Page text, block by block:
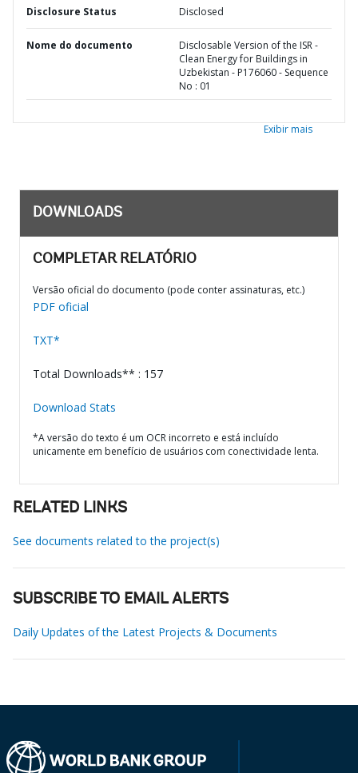
Disclosure Status Disclosed
Nome do documento
Disclosable Version of the ISR -
Clean Energy for Buildings in
Uzbekistan - P176060 - Sequence
No : 01
Exibir mais
DOWNLOADS
COMPLETAR RELATÓRIO
Versão oficial do documento (pode conter assinaturas, etc.)
PDF oficial
TXT*
Total Downloads** : 157
Download Stats
*A versão do texto é um OCR incorreto e está incluído
unicamente em benefício de usuários com conectividade lenta.
RELATED LINKS
See documents related to the project(s)
SUBSCRIBE TO EMAIL ALERTS
Daily Updates of the Latest Projects & Documents